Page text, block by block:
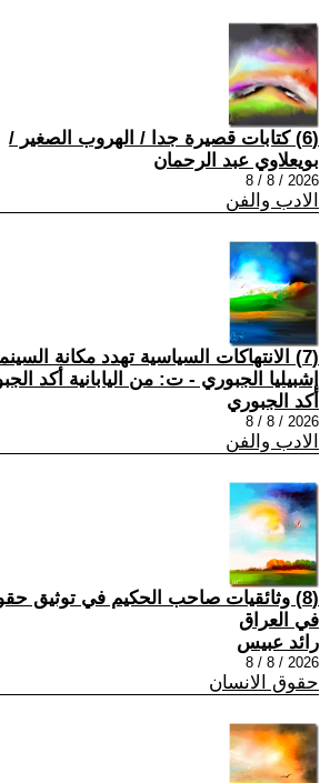
(6) كتابات قصيرة جدا / الهروب الصغير /
بويعلاوي عبد الرحمان
2026 / 8 / 8
الادب والفن
(7) الانتهاكات السياسية تهدد مكانة
إشبيليا الجبوري - ت: من اليابانية أكد
أكد الجبوري
2026 / 8 / 8
الادب والفن
(8) وثائقيات صاحب الحكيم في توثيق
في العراق
رائد عبيس
2026 / 8 / 8
حقوق الانسان